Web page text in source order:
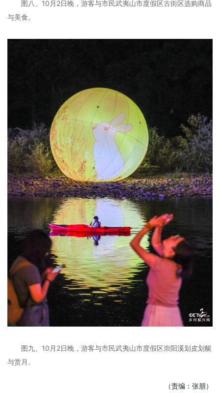
图八、10月2日晚，游客与市民武夷山市度假区古街区选购商品
与美食。
图九、10月2日晚，游客与市民武夷山市度假区崇阳溪划皮划艇
与赏月。
（责编：张朋）